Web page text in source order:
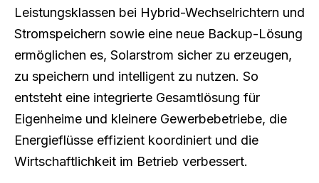
Leistungsklassen bei Hybrid-Wechselrichtern und
Stromspeichern sowie eine neue Backup-Lösung
ermöglichen es, Solarstrom sicher zu erzeugen,
zu speichern und intelligent zu nutzen. So
entsteht eine integrierte Gesamtlösung für
Eigenheime und kleinere Gewerbebetriebe, die
Energieflüsse effizient koordiniert und die
Wirtschaftlichkeit im Betrieb verbessert.